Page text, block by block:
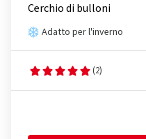
Cerchio di bulloni
Adatto per l'inverno
(2)